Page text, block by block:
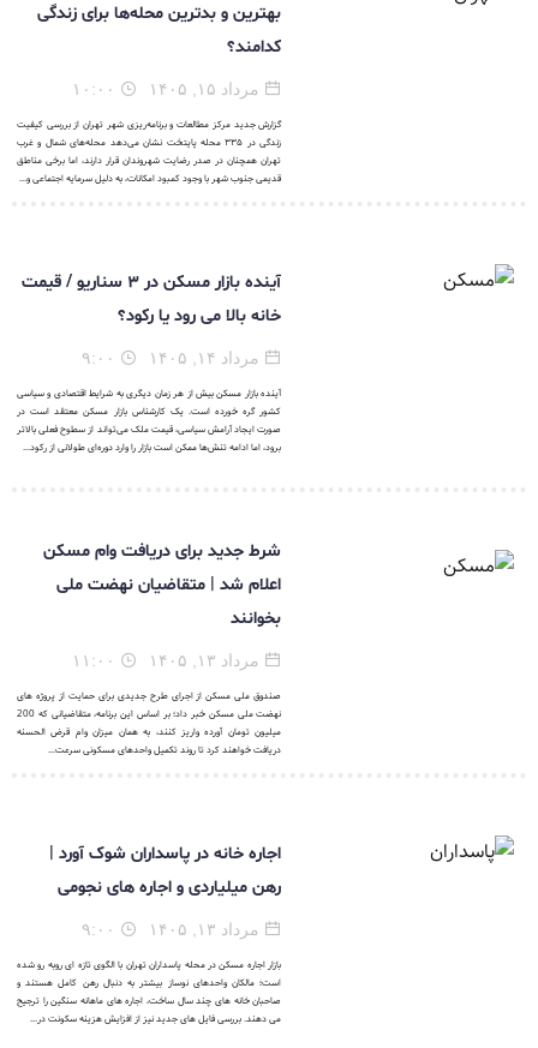
بهترین و بدترین محله‌ها برای زندگی
کدامند؟
مرداد ۱۵, ۱۴۰۵
گزارش جدید مرکز مطالعات و برنامه‌ریزی شهر تهران از بررسی کیفیت
زندگی در ۳۳۵ محله پایتخت نشان می‌دهد محله‌های شمال و غرب
تهران همچنان در صدر رضایت شهروندان قرار دارند، اما برخی مناطق
قدیمی جنوب شهر با وجود کمبود امکانات، به دلیل سرمایه اجتماعی و...
آینده بازار مسکن در ۳ سناریو / قیمت
خانه بالا می رود یا رکود؟
مرداد ۱۴, ۱۴۰۵
آینده بازار مسکن بیش از هر زمان دیگری به شرایط اقتصادی و سیاسی
کشور گره خورده است. یک کارشناس بازار مسکن معتقد است در
صورت ایجاد آرامش سیاسی، قیمت ملک می‌تواند از سطوح فعلی بالاتر
برود، اما ادامه تنش‌ها ممکن است بازار را وارد دوره‌ای طولانی از رکود...
شرط جدید برای دریافت وام مسکن
اعلام شد | متقاضیان نهضت ملی
بخوانند
مرداد ۱۳, ۱۴۰۵
صندوق ملی مسکن از اجرای طرح جدیدی برای حمایت از پروژه های
نهضت ملی مسکن خبر داد؛ بر اساس این برنامه، متقاضیانی که 200
میلیون تومان آورده واریز کنند، به همان میزان وام قرض الحسنه
دریافت خواهند کرد تا روند تکمیل واحدهای مسکونی سرعت...
اجاره خانه در پاسداران شوک آورد |
رهن میلیاردی و اجاره های نجومی
مرداد ۱۳, ۱۴۰۵
بازار اجاره مسکن در محله پاسداران تهران با الگوی تازه ای روبه رو شده
است؛ مالکان واحدهای نوساز بیشتر به دنبال رهن کامل هستند و
صاحبان خانه های چند سال ساخت، اجاره های ماهانه سنگین را ترجیح
می دهند. بررسی فایل های جدید نیز از افزایش هزینه سکونت در...